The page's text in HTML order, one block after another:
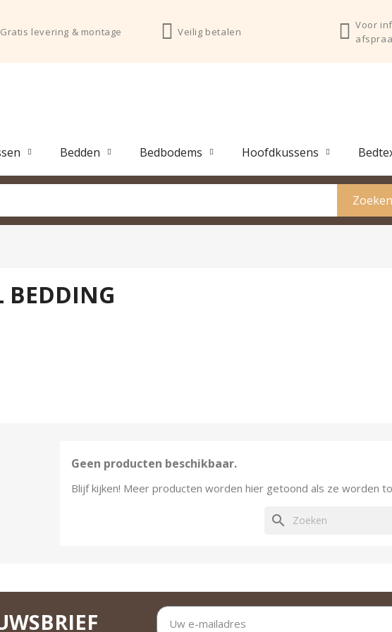
Gratis levering & montage Veilig betalen
Voor
Bedden Bedbodems Hoofdkussens
Zoeken
BEDDING
Geen producten beschikbaar.
Blijf kijken! Meer producten worden hier getoond als ze worden
search